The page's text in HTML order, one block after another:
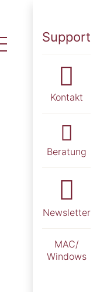
Support
Kontakt
Beratung
Newsletter
MAC/
Windows